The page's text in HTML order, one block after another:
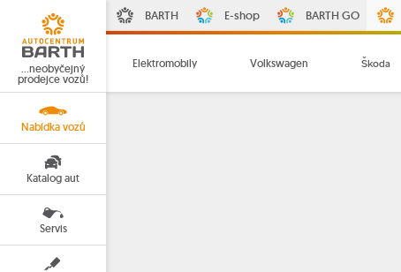
…neobyčejný
prodejce vozů!
Nabídka vozů
Katalog aut
Servis
BARTH E-shop BARTH GO
Elektromobily Volkswagen Škoda